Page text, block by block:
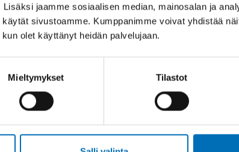
jaamme sosiaalisen median, mainosalan ja
sivustoamme. Kumppanimme voivat yhdistää
olet käyttänyt heidän palvelujaan.
Mieltymykset Tilastot